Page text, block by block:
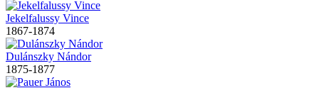
Jekelfalussy Vince
1867-1874
Dulánszky Nándor
1875-1877